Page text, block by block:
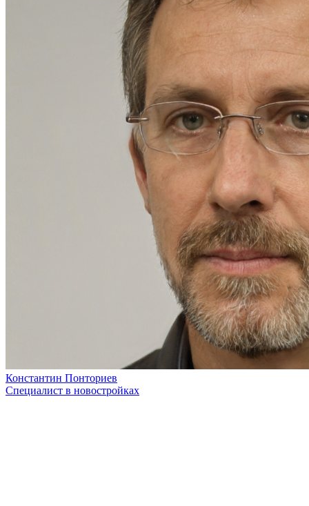
Константин Понториев
Специалист в новостройках